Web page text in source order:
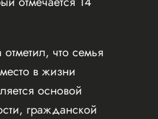
отметил, что семья
в жизни
основой
гражданской